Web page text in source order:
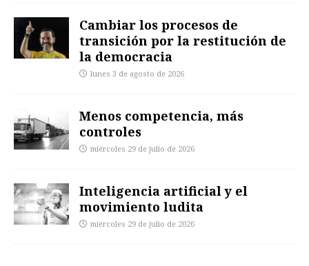
Cambiar los procesos de
transición por la restitución de
la democracia
lunes 3 de agosto de 2026
Menos competencia, más
controles
miércoles 29 de julio de 2026
Inteligencia artificial y el
movimiento ludita
miércoles 29 de julio de 2026